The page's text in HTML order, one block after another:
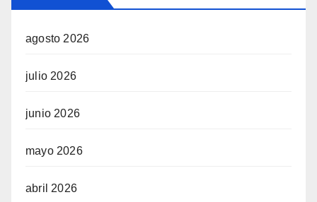
agosto 2026
julio 2026
junio 2026
mayo 2026
abril 2026